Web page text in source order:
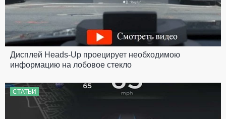
Дисплей Heads-Up проецирует необходимою
информацию на лобовое стекло
СТАТЬИ